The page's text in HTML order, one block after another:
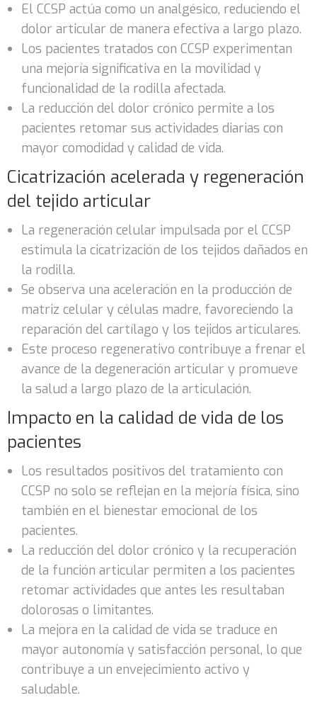
El CCSP actúa como un analgésico, reduciendo el
dolor articular de manera efectiva a largo plazo.
Los pacientes tratados con CCSP experimentan
una mejoría significativa en la movilidad y
funcionalidad de la rodilla afectada.
La reducción del dolor crónico permite a los
pacientes retomar sus actividades diarias con
mayor comodidad y calidad de vida.
Cicatrización acelerada y regeneración
del tejido articular
La regeneración celular impulsada por el CCSP
estimula la cicatrización de los tejidos dañados en
la rodilla.
Se observa una aceleración en la producción de
matriz celular y células madre, favoreciendo la
reparación del cartílago y los tejidos articulares.
Este proceso regenerativo contribuye a frenar el
avance de la degeneración articular y promueve
la salud a largo plazo de la articulación.
Impacto en la calidad de vida de los
pacientes
Los resultados positivos del tratamiento con
CCSP no solo se reflejan en la mejoría física, sino
también en el bienestar emocional de los
pacientes.
La reducción del dolor crónico y la recuperación
de la función articular permiten a los pacientes
retomar actividades que antes les resultaban
dolorosas o limitantes.
La mejora en la calidad de vida se traduce en
mayor autonomía y satisfacción personal, lo que
contribuye a un envejecimiento activo y
saludable.